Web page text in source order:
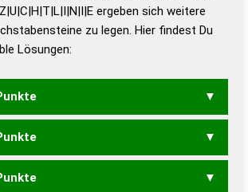
Duden – Die deutsche Grammatik
Duden – Deutsches
Universalwörterbuch
ergeben sich weitere
zu legen. Hier findest Du
Lösungen: